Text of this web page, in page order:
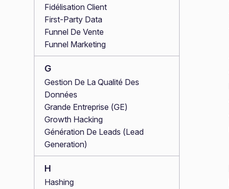
Fidélisation Client
First-Party Data
Funnel De Vente
Funnel Marketing
G
Gestion De La Qualité Des
Données
Grande Entreprise (GE)
Growth Hacking
Génération De Leads (Lead
Generation)
H
Hashing